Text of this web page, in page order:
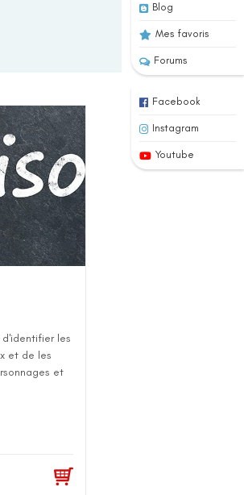
Blog
Mes favoris
Forums
Facebook
Instagram
Youtube
les
et de les
et